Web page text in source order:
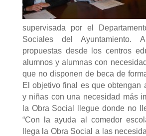
supervisada por el
Sociales del Ayuntamiento.
propuestas desde los centros
alumnos y alumnas con
que no disponen de beca de
El objetivo final es que obtengan
y niñas con una necesidad más
la Obra Social llegue donde no
“Con la ayuda al comedor
llega la Obra Social a las